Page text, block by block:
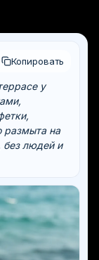
Копировать
у
размыта на
без людей и